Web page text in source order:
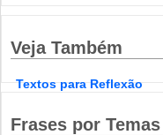
Veja Também
Textos para Reflexão
Frases por Temas